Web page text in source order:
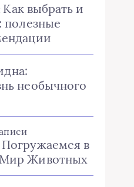
Как выбрать и
полезные
необычного
в
Животных